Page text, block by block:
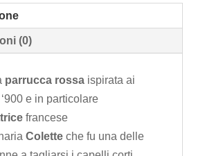
(0)
parrucca rossaispirata ai
e in particolare
francese
Coletteche fu una delle